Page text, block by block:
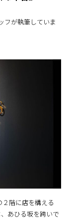
フが執筆していま
階に店を構える
あひる坂を跨いで